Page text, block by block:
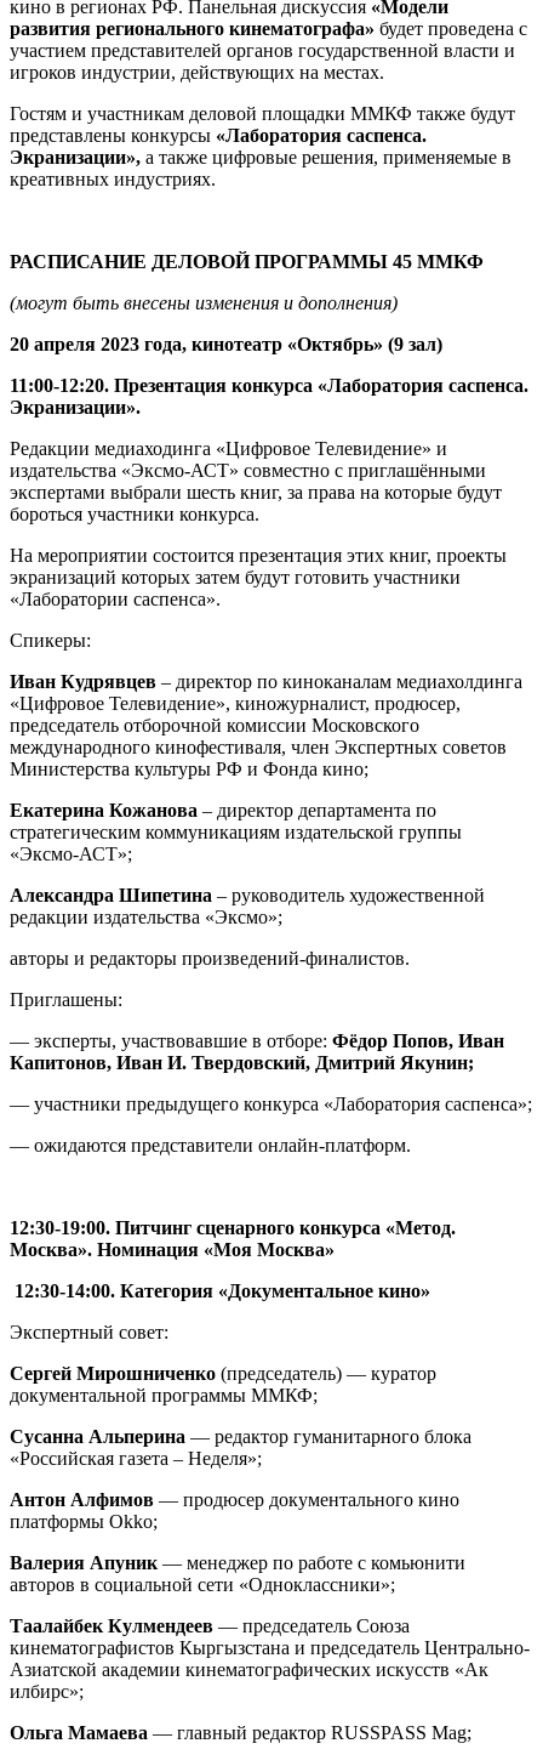
кино в регионах РФ. Панельная дискуссия «Модели
развития регионального кинематографа» будет проведена с
участием представителей органов государственной власти и
игроков индустрии, действующих на местах.
Гостям и участникам деловой площадки ММКФ также будут
представлены конкурсы «Лаборатория саспенса.
Экранизации», а также цифровые решения, применяемые в
креативных индустриях.
РАСПИСАНИЕ ДЕЛОВОЙ ПРОГРАММЫ 45 ММКФ
(могут быть внесены изменения и дополнения)
20 апреля 2023 года, кинотеатр «Октябрь» (9 зал)
11:00-12:20. Презентация конкурса «Лаборатория саспенса.
Экранизации».
Редакции медиаходинга «Цифровое Телевидение» и
издательства «Эксмо-АСТ» совместно с приглашёнными
экспертами выбрали шесть книг, за права на которые будут
бороться участники конкурса.
На мероприятии состоится презентация этих книг, проекты
экранизаций которых затем будут готовить участники
«Лаборатории саспенса».
Спикеры:
Иван Кудрявцев – директор по киноканалам медиахолдинга
«Цифровое Телевидение», киножурналист, продюсер,
председатель отборочной комиссии Московского
международного кинофестиваля, член Экспертных советов
Министерства культуры РФ и Фонда кино;
Екатерина Кожанова – директор департамента по
стратегическим коммуникациям издательской группы
«Эксмо-АСТ»;
Александра Шипетина – руководитель художественной
редакции издательства «Эксмо»;
авторы и редакторы произведений-финалистов.
Приглашены:
— эксперты, участвовавшие в отборе: Фёдор Попов, Иван
Капитонов, Иван И. Твердовский, Дмитрий Якунин;
— участники предыдущего конкурса «Лаборатория саспенса»;
— ожидаются представители онлайн-платформ.
12:30-19:00. Питчинг сценарного конкурса «Метод.
Москва». Номинация «Моя Москва»
12:30-14:00. Категория «Документальное кино»
Экспертный совет:
Сергей Мирошниченко (председатель) — куратор
документальной программы ММКФ;
Сусанна Альперина — редактор гуманитарного блока
«Российская газета – Неделя»;
Антон Алфимов — продюсер документального кино
платформы Okko;
Валерия Апуник — менеджер по работе с комьюнити
авторов в социальной сети «Одноклассники»;
Таалайбек Кулмендеев — председатель Союза
кинематографистов Кыргызстана и председатель Центрально-
Азиатской академии кинематографических искусств «Ак
илбирс»;
Ольга Мамаева — главный редактор RUSSPASS Mag;